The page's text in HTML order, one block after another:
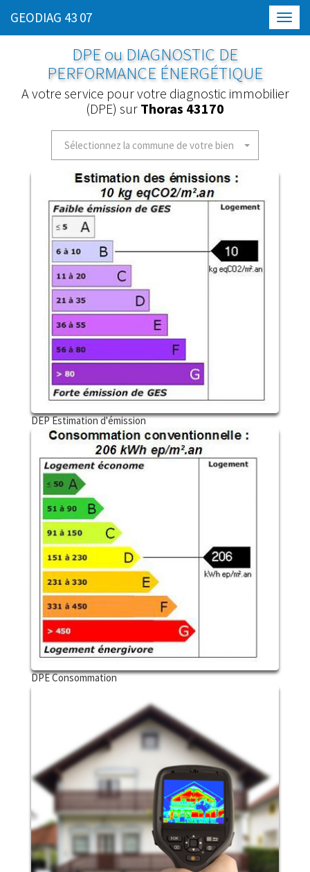
GEODIAG 43 07
DPE ou DIAGNOSTIC DE
PERFORMANCE ÉNERGÉTIQUE
A votre service pour votre diagnostic immobilier
(DPE) sur Thoras 43170
Sélectionnez la commune de votre bien
DEP Estimation d'émission
DPE Consommation